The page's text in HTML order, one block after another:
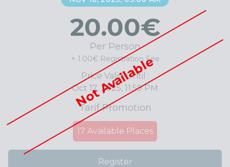
Not Available
20.00€
Per Person
+ 1.00€ Registration Fee
Price Valid Until :
Oct 17, 2025, 11:59 PM
Tarif Promotion
17 Available Places
Register